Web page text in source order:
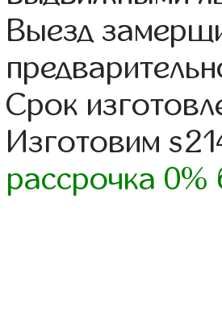
Выезд
Срок
Изготовим
рассрочка 0%